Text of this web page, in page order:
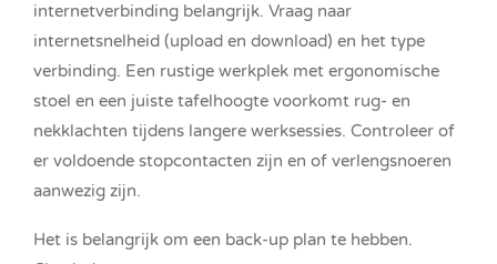
internetverbinding belangrijk. Vraag naar
internetsnelheid (upload en download) en het type
verbinding. Een rustige werkplek met ergonomische
stoel en een juiste tafelhoogte voorkomt rug- en
nekklachten tijdens langere werksessies. Controleer of
er voldoende stopcontacten zijn en of verlengsnoeren
aanwezig zijn.
Het is belangrijk om een back-up plan te hebben.